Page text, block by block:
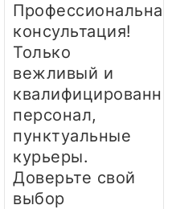
Профессиональная
консультация!
Только
вежливый и
персонал,
пунктуальные
курьеры.
Доверьте свой
выбор